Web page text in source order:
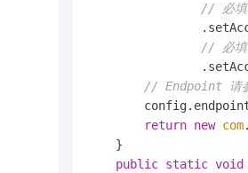
// 必填
// 必填
// Endpoint 请
return new com
    }
public static void